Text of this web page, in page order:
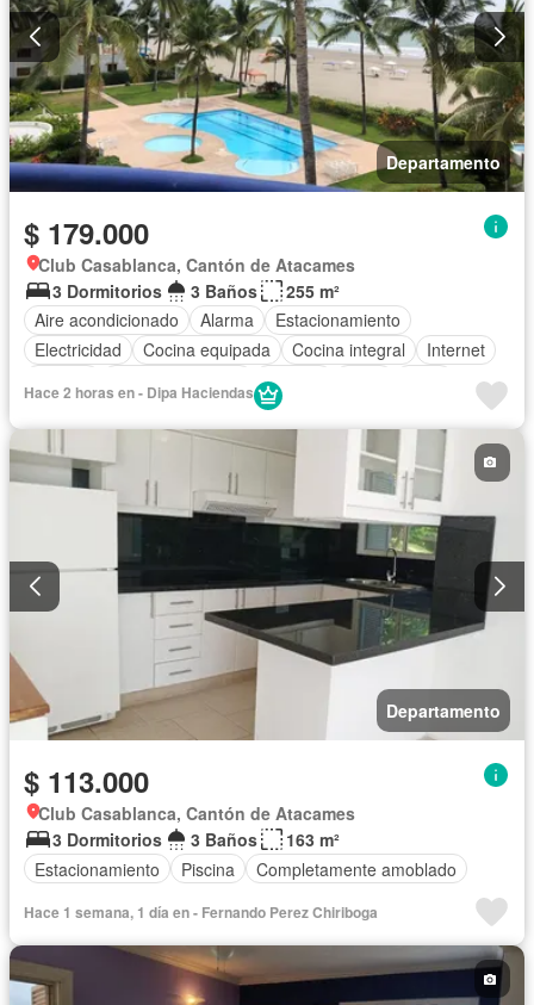
Departamento
$ 179.000
Club Casablanca, Cantón de Atacames
3 Dormitorios
3 Baños
255 m²
Aire acondicionado
Alarma
Estacionamiento
Electricidad
Cocina equipada Cocina integral
Internet
Terraza
Parrilla
Completamente amoblado
Hace 2 horas en - Dipa Haciendas
Departamento
$ 113.000
Club Casablanca, Cantón de Atacames
3 Dormitorios
3 Baños
163 m²
Estacionamiento
Piscina Completamente amoblado
Hace 1 semana, 1 día en - Fernando Perez Chiriboga